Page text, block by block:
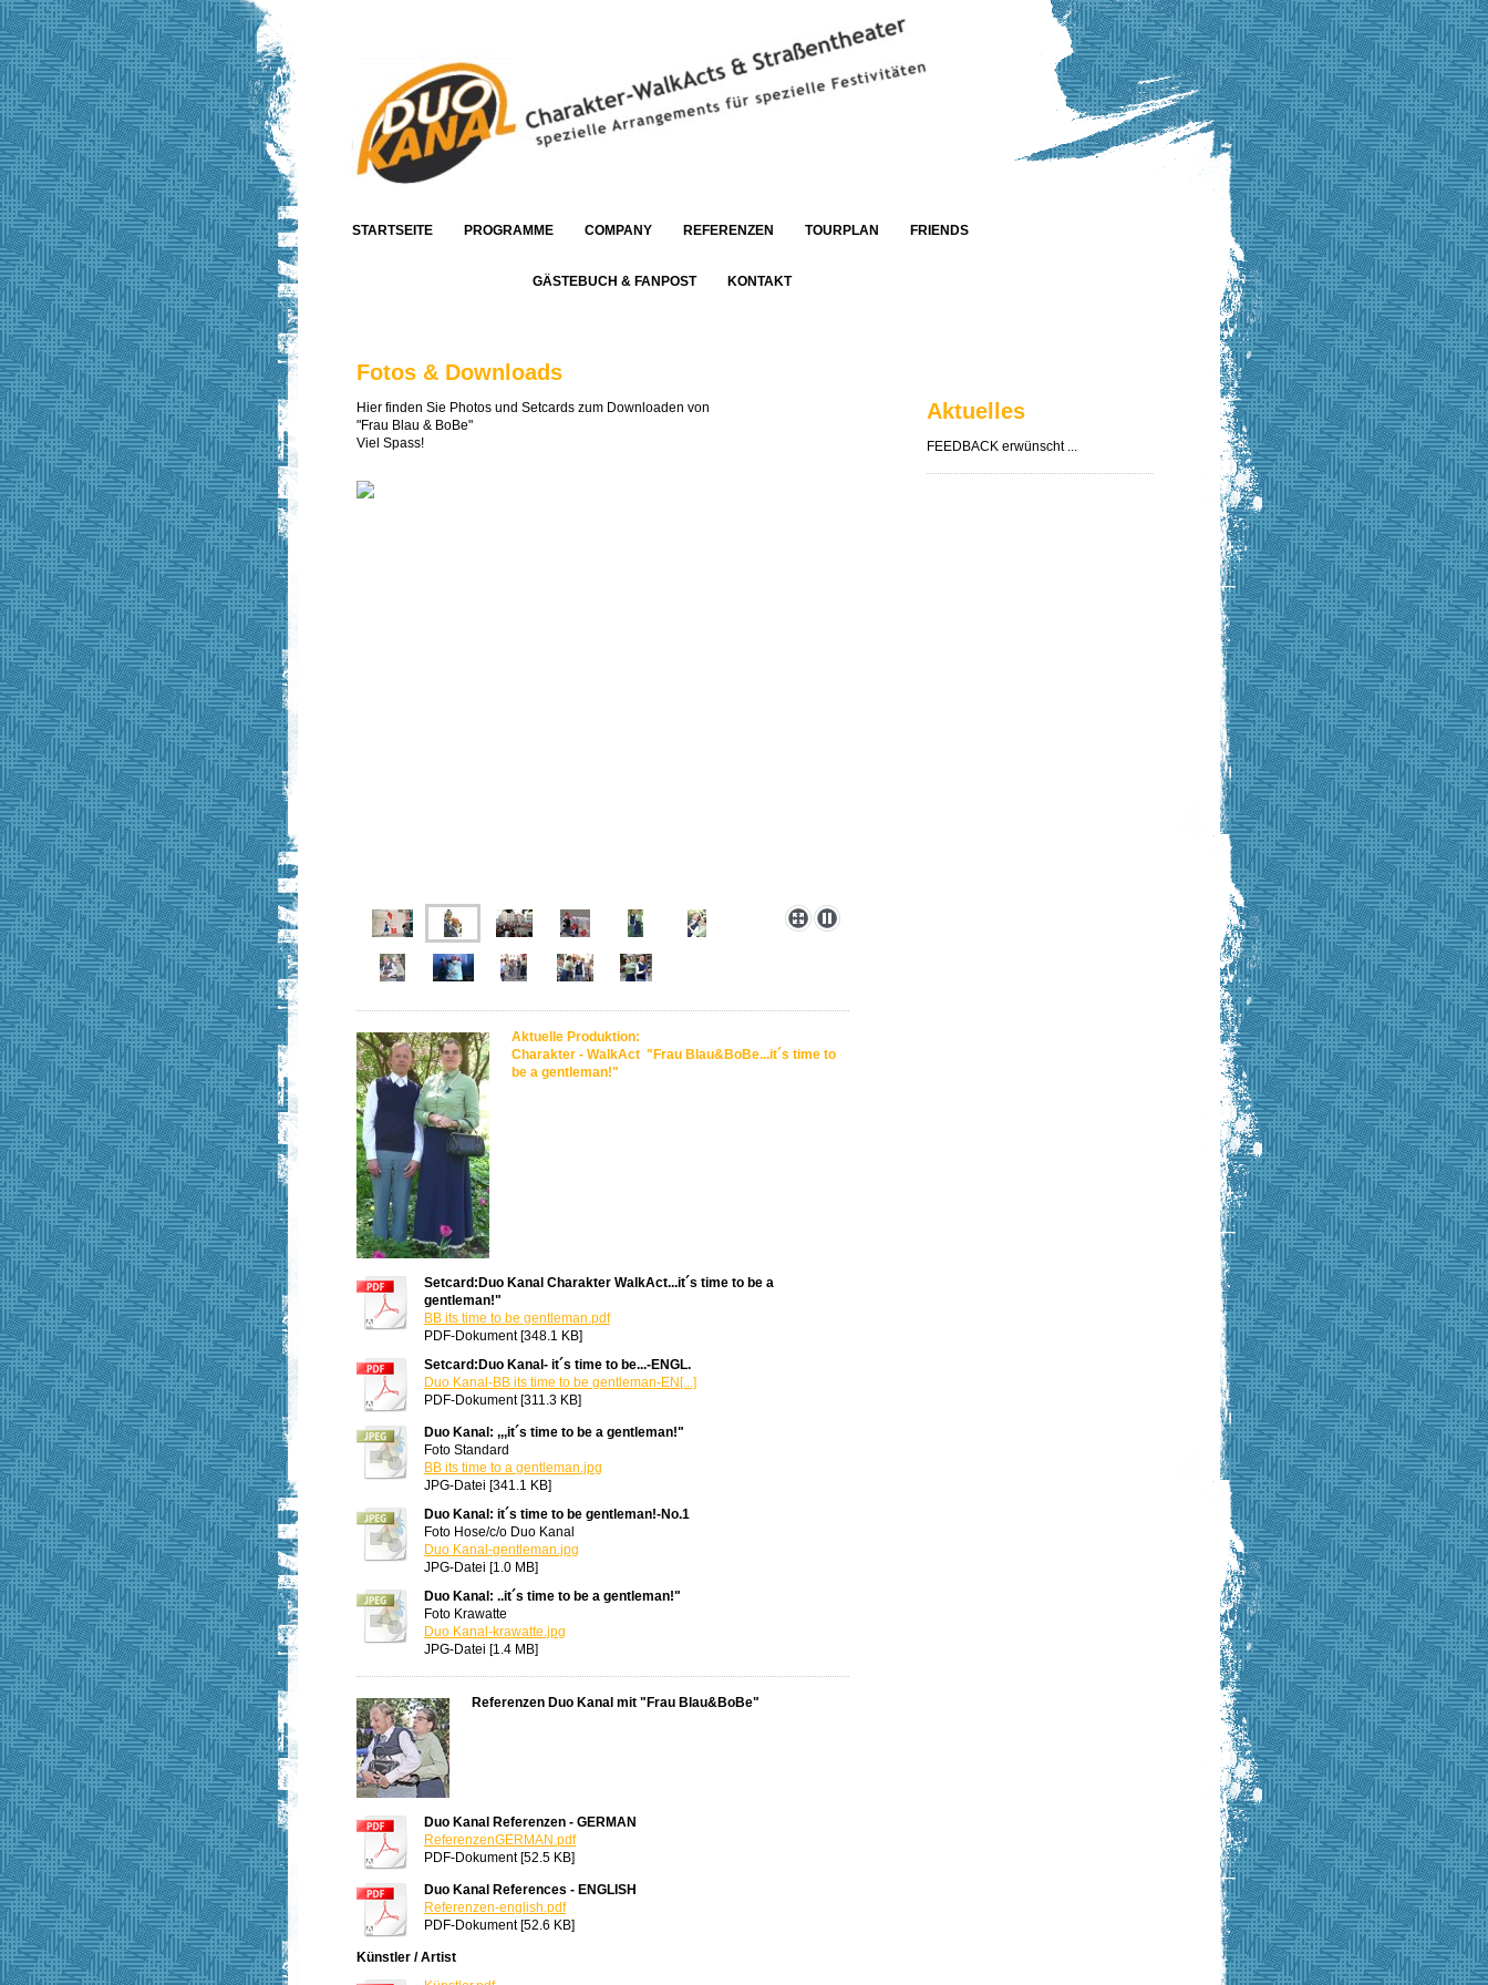
STARTSEITE PROGRAMME COMPANY REFERENZEN TOURPLAN FRIENDS
GÄSTEBUCH & FANPOST KONTAKT
Fotos & Downloads
Hier finden Sie Photos und Setcards zum Downloaden von
"Frau Blau & BoBe"
Viel Spass!
Aktuelle Produktion:
Charakter - WalkAct "Frau Blau&BoBe...it´s time to
be a gentleman!"
Setcard:Duo Kanal Charakter WalkAct...it´s time to be a
gentleman!"
BB its time to be gentleman.pdf
PDF-Dokument [348.1 KB]
Setcard:Duo Kanal- it´s time to be...-ENGL.
Duo Kanal-BB its time to be gentleman-EN[...]
PDF-Dokument [311.3 KB]
Duo Kanal: ,,,it´s time to be a gentleman!"
Foto Standard
BB its time to a gentleman.jpg
JPG-Datei [341.1 KB]
Duo Kanal: it´s time to be gentleman!-No.1
Foto Hose/c/o Duo Kanal
Duo Kanal-gentleman.jpg
JPG-Datei [1.0 MB]
Duo Kanal: ..it´s time to be a gentleman!"
Foto Krawatte
Duo Kanal-krawatte.jpg
JPG-Datei [1.4 MB]
Referenzen Duo Kanal mit "Frau Blau&BoBe"
Duo Kanal Referenzen - GERMAN
ReferenzenGERMAN.pdf
PDF-Dokument [52.5 KB]
Duo Kanal References - ENGLISH
Referenzen-english.pdf
PDF-Dokument [52.6 KB]
Künstler / Artist
Aktuelles
FEEDBACK erwünscht ...